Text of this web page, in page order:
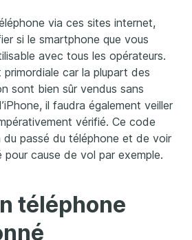
via ces sites internet,
si le smartphone que vous
avec tous les opérateurs.
car la plupart des
sont bien sûr vendus sans
il faudra également veiller
vérifié. Ce code
passé du téléphone et de voir
pour cause de vol par exemple.
téléphone